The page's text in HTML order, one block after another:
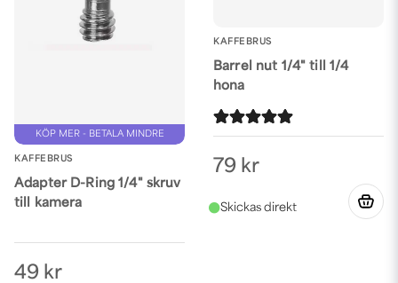
KÖP MER - BETALA MINDRE
KAFFEBRUS
Adapter D-Ring 1/4" skruv
till kamera
49 kr
KAFFEBRUS
Barrel nut 1/4" till 1/4
hona
79 kr